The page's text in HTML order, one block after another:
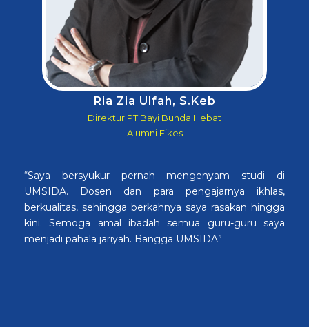
Ria Zia Ulfah, S.Keb
Direktur PT Bayi Bunda Hebat
Alumni Fikes
“Saya bersyukur pernah mengenyam studi di
UMSIDA. Dosen dan para pengajarnya ikhlas,
berkualitas, sehingga berkahnya saya rasakan hingga
kini. Semoga amal ibadah semua guru-guru saya
menjadi pahala jariyah. Bangga UMSIDA”